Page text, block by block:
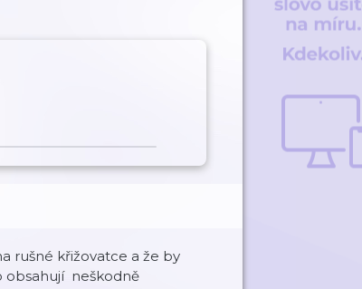
rušné křižovatce a že by
obsahují neškodně